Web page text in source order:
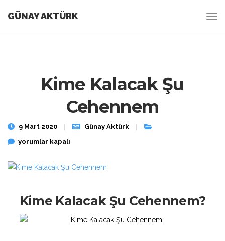
GÜNAY AKTÜRK
Kime Kalacak Şu
Cehennem
9 Mart 2020
Günay Aktürk
Kime Kalacak Şu Cehennem için
yorumlar kapalı
Kime Kalacak Şu Cehennem?